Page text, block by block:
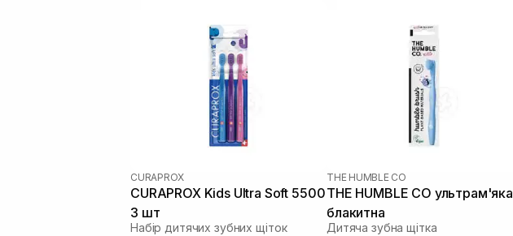
CURAPROX
CURAPROX Kids Ultra Soft 5500
3 шт
Набір дитячих зубних щіток
THE HUMBLE CO
THE HUMBLE CO ультрам'яка
блакитна
Дитяча зубна щітка